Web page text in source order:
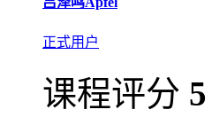
正式用户
课程评分 5